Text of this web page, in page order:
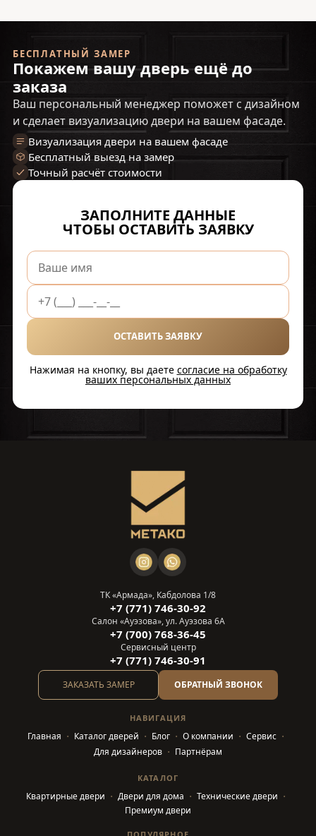
БЕСПЛАТНЫЙ ЗАМЕР
Покажем вашу дверь ещё до
заказа
Ваш персональный менеджер поможет с дизайном
и сделает визуализацию двери на вашем фасаде.
Визуализация двери на вашем фасаде
Бесплатный выезд на замер
Точный расчёт стоимости
ЗАПОЛНИТЕ ДАННЫЕ
ЧТОБЫ ОСТАВИТЬ ЗАЯВКУ
ОСТАВИТЬ ЗАЯВКУ
Нажимая на кнопку, вы даете согласие на обработку
ваших персональных данных
НАВИГАЦИЯ
Главная Каталог дверей Блог О компании
Сервис
Для дизайнеров
Партнёрам
КАТАЛОГ
Квартирные двери Двери для дома
Технические двери
Премиум двери
ТК «Армада», Кабдолова 1/8
+7 (771) 746-30-92
Салон «Ауэзова», ул. Ауэзова 6А
+7 (700) 768-36-45
Сервисный центр
+7 (771) 746-30-91
ЗАКАЗАТЬ ЗАМЕР ОБРАТНЫЙ ЗВОНОК